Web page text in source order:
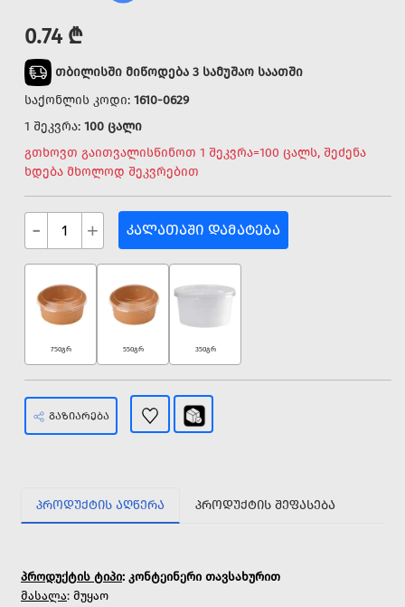
0.74 ₾
თბილისში მიწოდება 3 სამუშაო საათში
საქონლის კოდი: 1610-0629
1 შეკვრა: 100 ცალი
გთხოვთ გაითვალისწინოთ 1 შეკვრა=100 ცალს, შეძენა
ხდება მხოლოდ შეკვრებით
- + ᲙᲐᲚᲐᲗᲐᲨᲘ ᲓᲐᲛᲐᲢᲔᲑᲐ
750გრ 550გრ 350გრ
ᲒᲐᲖᲘᲐᲠᲔᲑᲐ
ᲞᲠᲝᲓᲣᲥᲢᲘᲡ ᲐᲦᲬᲔᲠᲐ ᲞᲠᲝᲓᲣᲥᲢᲘᲡ ᲨᲔᲤᲐᲡᲔᲑᲐ
პროდუქტის ტიპი: კონტეინერი თავსახურით
მასალა: მუყაო